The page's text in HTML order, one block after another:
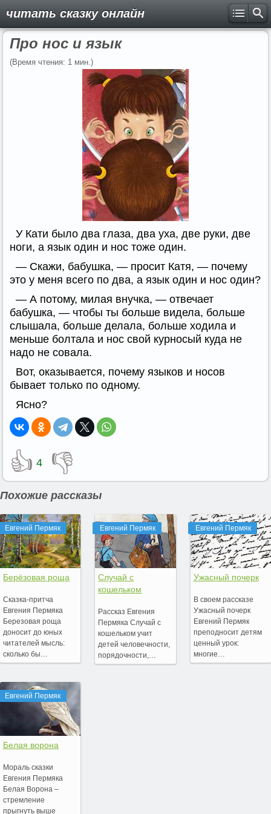
читать сказку онлайн
Про нос и язык
(Время чтения: 1 мин.)
У Кати было два глаза, два уха, две руки, две
ноги, а язык один и нос тоже один.
— Скажи, бабушка, — просит Катя, — почему
это у меня всего по два, а язык один и нос один?
— А потому, милая внучка, — отвечает
бабушка, — чтобы ты больше видела, больше
слышала, больше делала, больше ходила и
меньше болтала и нос свой курносый куда не
надо не совала.
Вот, оказывается, почему языков и носов
бывает только по одному.
Ясно?
👍 4 👎
Похожие рассказы
Евгений Пермяк
Берёзовая роща
Сказка-притча
Евгения Пермяка
Березовая роща
доносит до юных
читателей мысль:
сколько бы…
Евгений Пермяк
Белая ворона
Мораль сказки
Евгения Пермяка
Белая Ворона –
стремление
прыгнуть выше
Евгений Пермяк
Случай с
кошельком
Рассказ Евгения
Пермяка Случай с
кошельком учит
детей человечности,
порядочности,…
Евгений Пермяк
Ужасный почерк
В своем рассказе
Ужасный почерк
Евгений Пермяк
преподносит детям
ценный урок:
многие…